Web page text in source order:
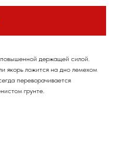
держащей силой.
якорь ложится на дно лемехом
переворачивается
грунте.